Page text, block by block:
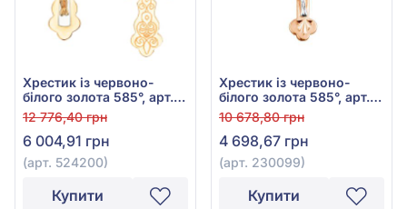
Хрестик із червоно-
білого золота 585°, арт.
524200
12 776,40 грн
6 004,91 грн
(арт. 524200)
Купити
Хрестик із червоно-
білого золота 585°, арт.
230099
10 678,80 грн
4 698,67 грн
(арт. 230099)
Купити